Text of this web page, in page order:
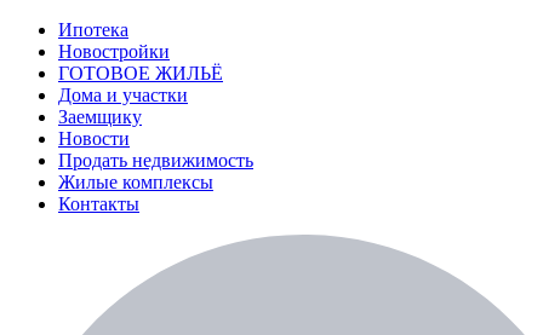
Ипотека
Новостройки
ГОТОВОЕ ЖИЛЬЁ
Дома и участки
Заемщику
Новости
Продать недвижимость
Жилые комплексы
Контакты